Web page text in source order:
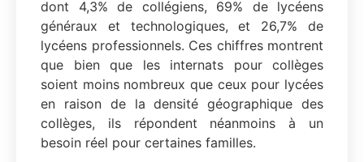
dont 4,3% de collégiens, 69% de lycéens
généraux et technologiques, et 26,7% de
lycéens professionnels. Ces chiffres montrent
que bien que les internats pour collèges
soient moins nombreux que ceux pour lycées
en raison de la densité géographique des
collèges, ils répondent néanmoins à un
besoin réel pour certaines familles.